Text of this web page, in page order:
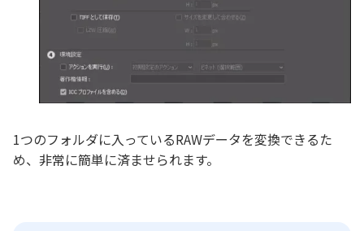
1つのフォルダに入っているRAWデータを変換できるた
め、非常に簡単に済ませられます。